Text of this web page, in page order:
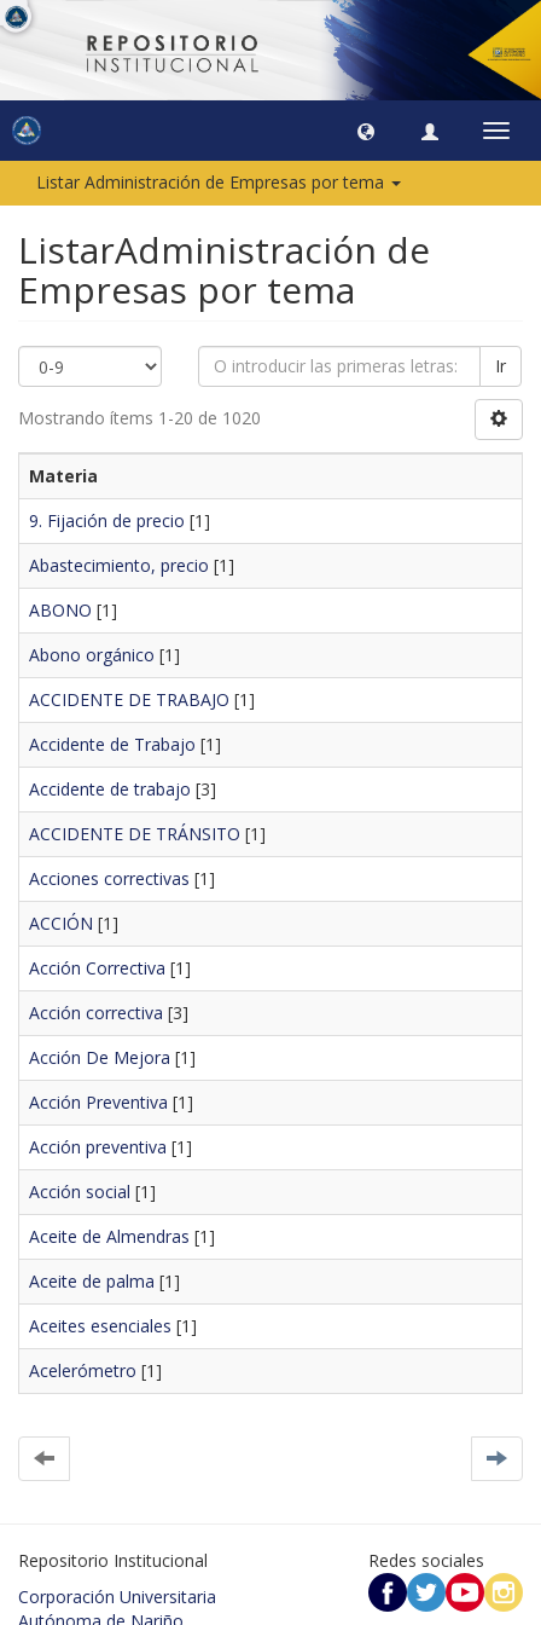
Listar Administración de Empresas por tema
ListarAdministración de
Empresas por tema
Ir
Mostrando ítems 1-20 de 1020
Materia
9. Fijación de precio [1]
Abastecimiento, precio [1]
ABONO [1]
Abono orgánico [1]
ACCIDENTE DE TRABAJO [1]
Accidente de Trabajo [1]
Accidente de trabajo [3]
ACCIDENTE DE TRÁNSITO [1]
Acciones correctivas [1]
ACCIÓN [1]
Acción Correctiva [1]
Acción correctiva [3]
Acción De Mejora [1]
Acción Preventiva [1]
Acción preventiva [1]
Acción social [1]
Aceite de Almendras [1]
Aceite de palma [1]
Aceites esenciales [1]
Acelerómetro [1]
Repositorio Institucional
Corporación Universitaria
Redes sociales